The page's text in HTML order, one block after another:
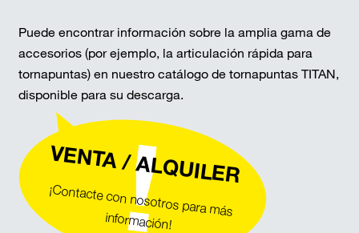
Puede encontrar información sobre la amplia gama de
accesorios (por ejemplo, la articulación rápida para
tornapuntas) en nuestro catálogo de tornapuntas TITAN,
disponible para su descarga.
VENTA / ALQUILER
¡Contacte con nosotros para más
información!